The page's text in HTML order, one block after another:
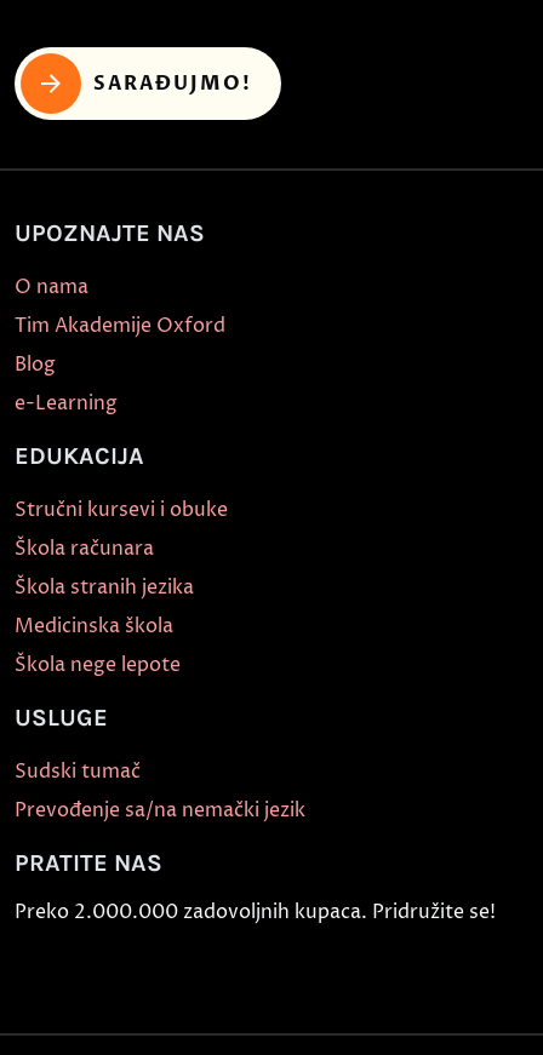
SARAĐUJMO!
UPOZNAJTE NAS
O nama
Tim Akademije Oxford
Blog
e-Learning
EDUKACIJA
Stručni kursevi i obuke
Škola računara
Škola stranih jezika
Medicinska škola
Škola nege lepote
USLUGE
Sudski tumač
Prevođenje sa/na nemački jezik
PRATITE NAS
Preko 2.000.000 zadovoljnih kupaca. Pridružite se!